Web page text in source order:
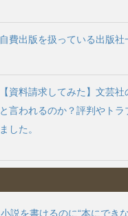
自費出版を扱っている出版社
【資料請求してみた】文芸
と言われるのか？評判やト
ました。
小説を書けるのに“本にでき